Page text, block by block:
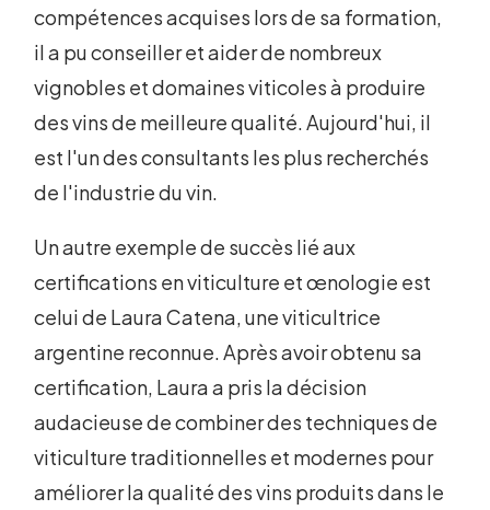
compétences acquises lors de sa formation,
il a pu conseiller et aider de nombreux
vignobles et domaines viticoles à produire
des vins de meilleure qualité. Aujourd'hui, il
est l'un des consultants les plus recherchés
de l'industrie du vin.
Un autre exemple de succès lié aux
certifications en viticulture et œnologie est
celui de Laura Catena, une viticultrice
argentine reconnue. Après avoir obtenu sa
certification, Laura a pris la décision
audacieuse de combiner des techniques de
viticulture traditionnelles et modernes pour
améliorer la qualité des vins produits dans le